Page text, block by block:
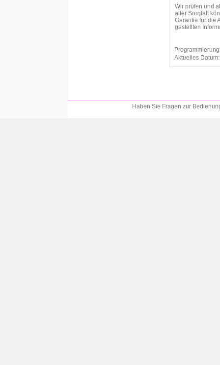
Wir prüfen und
aller Sorgfalt
Garantie für die
gestellten
Aktuelles
Haben Sie Fragen zur